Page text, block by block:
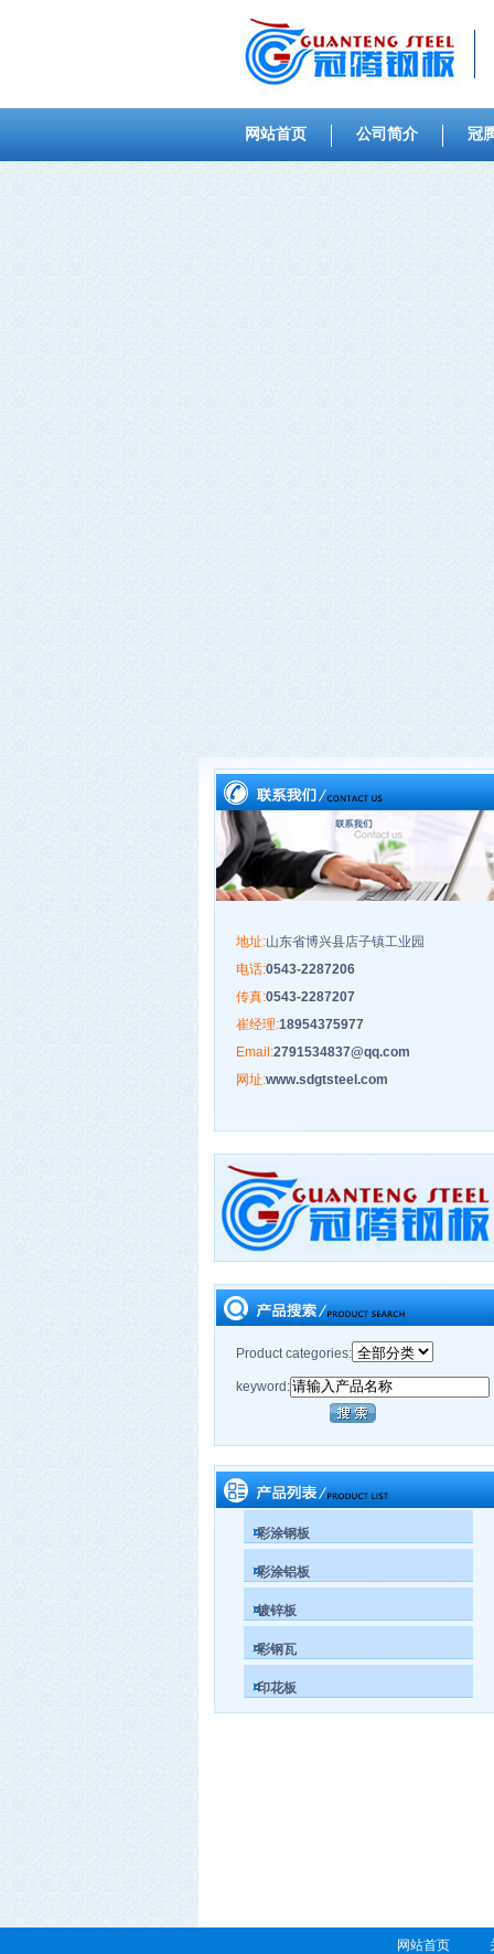
网站首页 公司简介 冠
地址:山东省博兴县店子镇工业园
电话:0543-2287206
传真:0543-2287207
崔经理:18954375977
Email:2791534837@qq.com
网址:www.sdgtsteel.com
Product categories:
keyword:
彩涂钢板
彩涂铝板
镀锌板
彩钢瓦
印花板
网站首页